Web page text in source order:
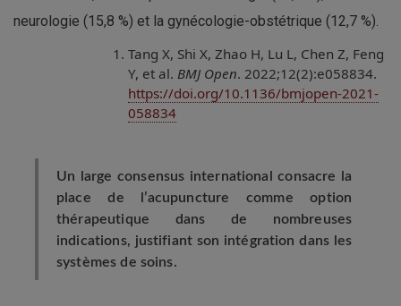
neurologie (15,8 %) et la gynécologie-obstétrique (12,7 %).
Tang X, Shi X, Zhao H, Lu L, Chen Z, Feng
Y, et al. BMJ Open. 2022;12(2):e058834.
https://doi.org/10.1136/bmjopen-2021-
058834
Un large consensus international consacre la
place de l’acupuncture comme option
thérapeutique dans de nombreuses
indications, justifiant son intégration dans les
systèmes de soins.